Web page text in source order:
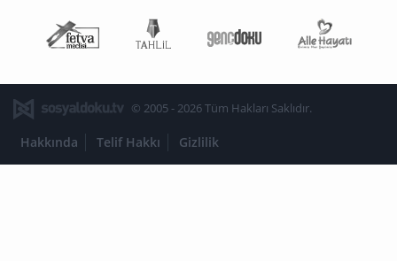
Fetva Meclisi
Genç Doku
© 2005 - 2026 Tüm Hakları Saklıdır.
Hakkında Telif Hakkı Gizlilik